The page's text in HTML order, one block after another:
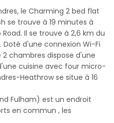
le Charming 2 bed flat
se trouve à 19 minutes à
Il se trouve à 2,6 km du
d'une connexion Wi-Fi
chambres dispose d'une
cuisine avec four micro-
Heathrow se situe à 16
Fulham) est un endroit
en commun , les